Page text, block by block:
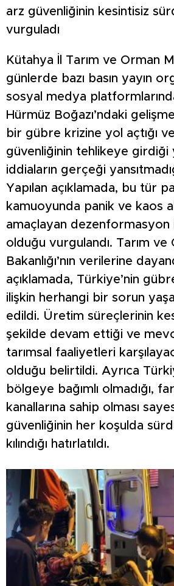
arz güvenliğinin kesintisiz
vurguladı
Kütahya İl Tarım ve Orman
günlerde bazı basın yayın
sosyal medya
Hürmüz Boğazı’ndaki
bir gübre krizine yol açtığı
güvenliğinin tehlikeye girdiği
iddiaların gerçeği
Yapılan açıklamada, bu tür
kamuoyunda panik ve kaos
amaçlayan dezenformasyon
olduğu vurgulandı. Tarım ve
Bakanlığı’nın verilerine
açıklamada, Türkiye’nin
ilişkin herhangi bir sorun
edildi. Üretim süreçlerinin
şekilde devam ettiği ve
tarımsal faaliyetleri
olduğu belirtildi. Ayrıca
bölgeye bağımlı olmadığı,
kanallarına sahip olması
güvenliğinin her koşulda
kılındığı hatırlatıldı.